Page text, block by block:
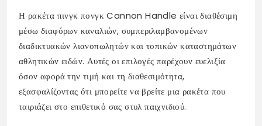
Η ρακέτα πινγκ πονγκ Cannon Handle είναι διαθέσιμη
μέσω διαφόρων καναλιών, συμπεριλαμβανομένων
διαδικτυακών λιανοπωλητών και τοπικών καταστημάτων
αθλητικών ειδών. Αυτές οι επιλογές παρέχουν ευελιξία
όσον αφορά την τιμή και τη διαθεσιμότητα,
εξασφαλίζοντας ότι μπορείτε να βρείτε μια ρακέτα που
ταιριάζει στο επιθετικό σας στυλ παιχνιδιού.